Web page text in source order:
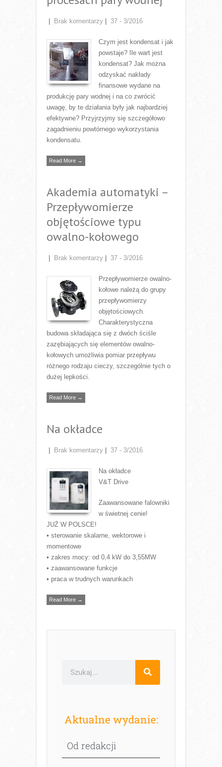
Brak komentarzy 37 - 3/2016
Czym jest kondensat i jak
powstaje? Ile wart jest
kondensat? Jak można
odzyskać nakłady
finansowe wydane na
produkcję pary wodnej i na co zwrócić
uwagę, by te działania były jak najbardziej
efektywne? Przyjrzyjmy się szczegółowo
zagadnieniu powtórnego wykorzystania
kondensatu.
Read More →
Akademia automatyki –
Przepływomierze
objętościowe typu
owalno-kołowego
Brak komentarzy 37 - 3/2016
Przepływomierze owalno-
kołowe należą do grupy
przepływomierzy
objętościowych.
Charakterystyczna
budowa składająca się z dwóch ściśle
zazębiających się elementów owalno-
kołowych umożliwia pomiar przepływu
różnego rodzaju cieczy, szczególnie tych o
dużej lepkości.
Read More →
Na okładce
Brak komentarzy 37 - 3/2016
Na okładce
V&T Drive
Zaawansowane falowniki
w świetnej cenie!
JUŻ W POLSCE!
• sterowanie skalarne, wektorowe i
momentowe
• zakres mocy: od 0,4 kW do 3,55MW
• zaawansowane funkcje
• praca w trudnych warunkach
Read More →
Aktualne wydanie:
Od redakcji